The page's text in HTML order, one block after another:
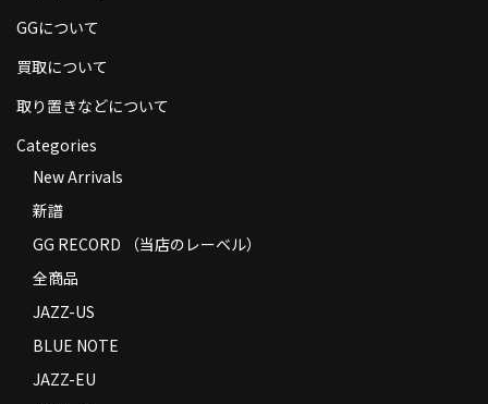
返品
コンディション
Privacy Policy
特定商取引法に基づく表示
Contact
GGについて
買取について
取り置きなどについて
Categories
New Arrivals
新譜
GG RECORD （当店のレーベル）
全商品
JAZZ-US
BLUE NOTE
JAZZ-EU